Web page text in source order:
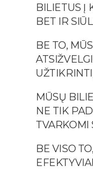
BILIETUS Į
BET IR
BE TO,
MŪSŲ
NE TIK
TVARKOMI
BE VISO